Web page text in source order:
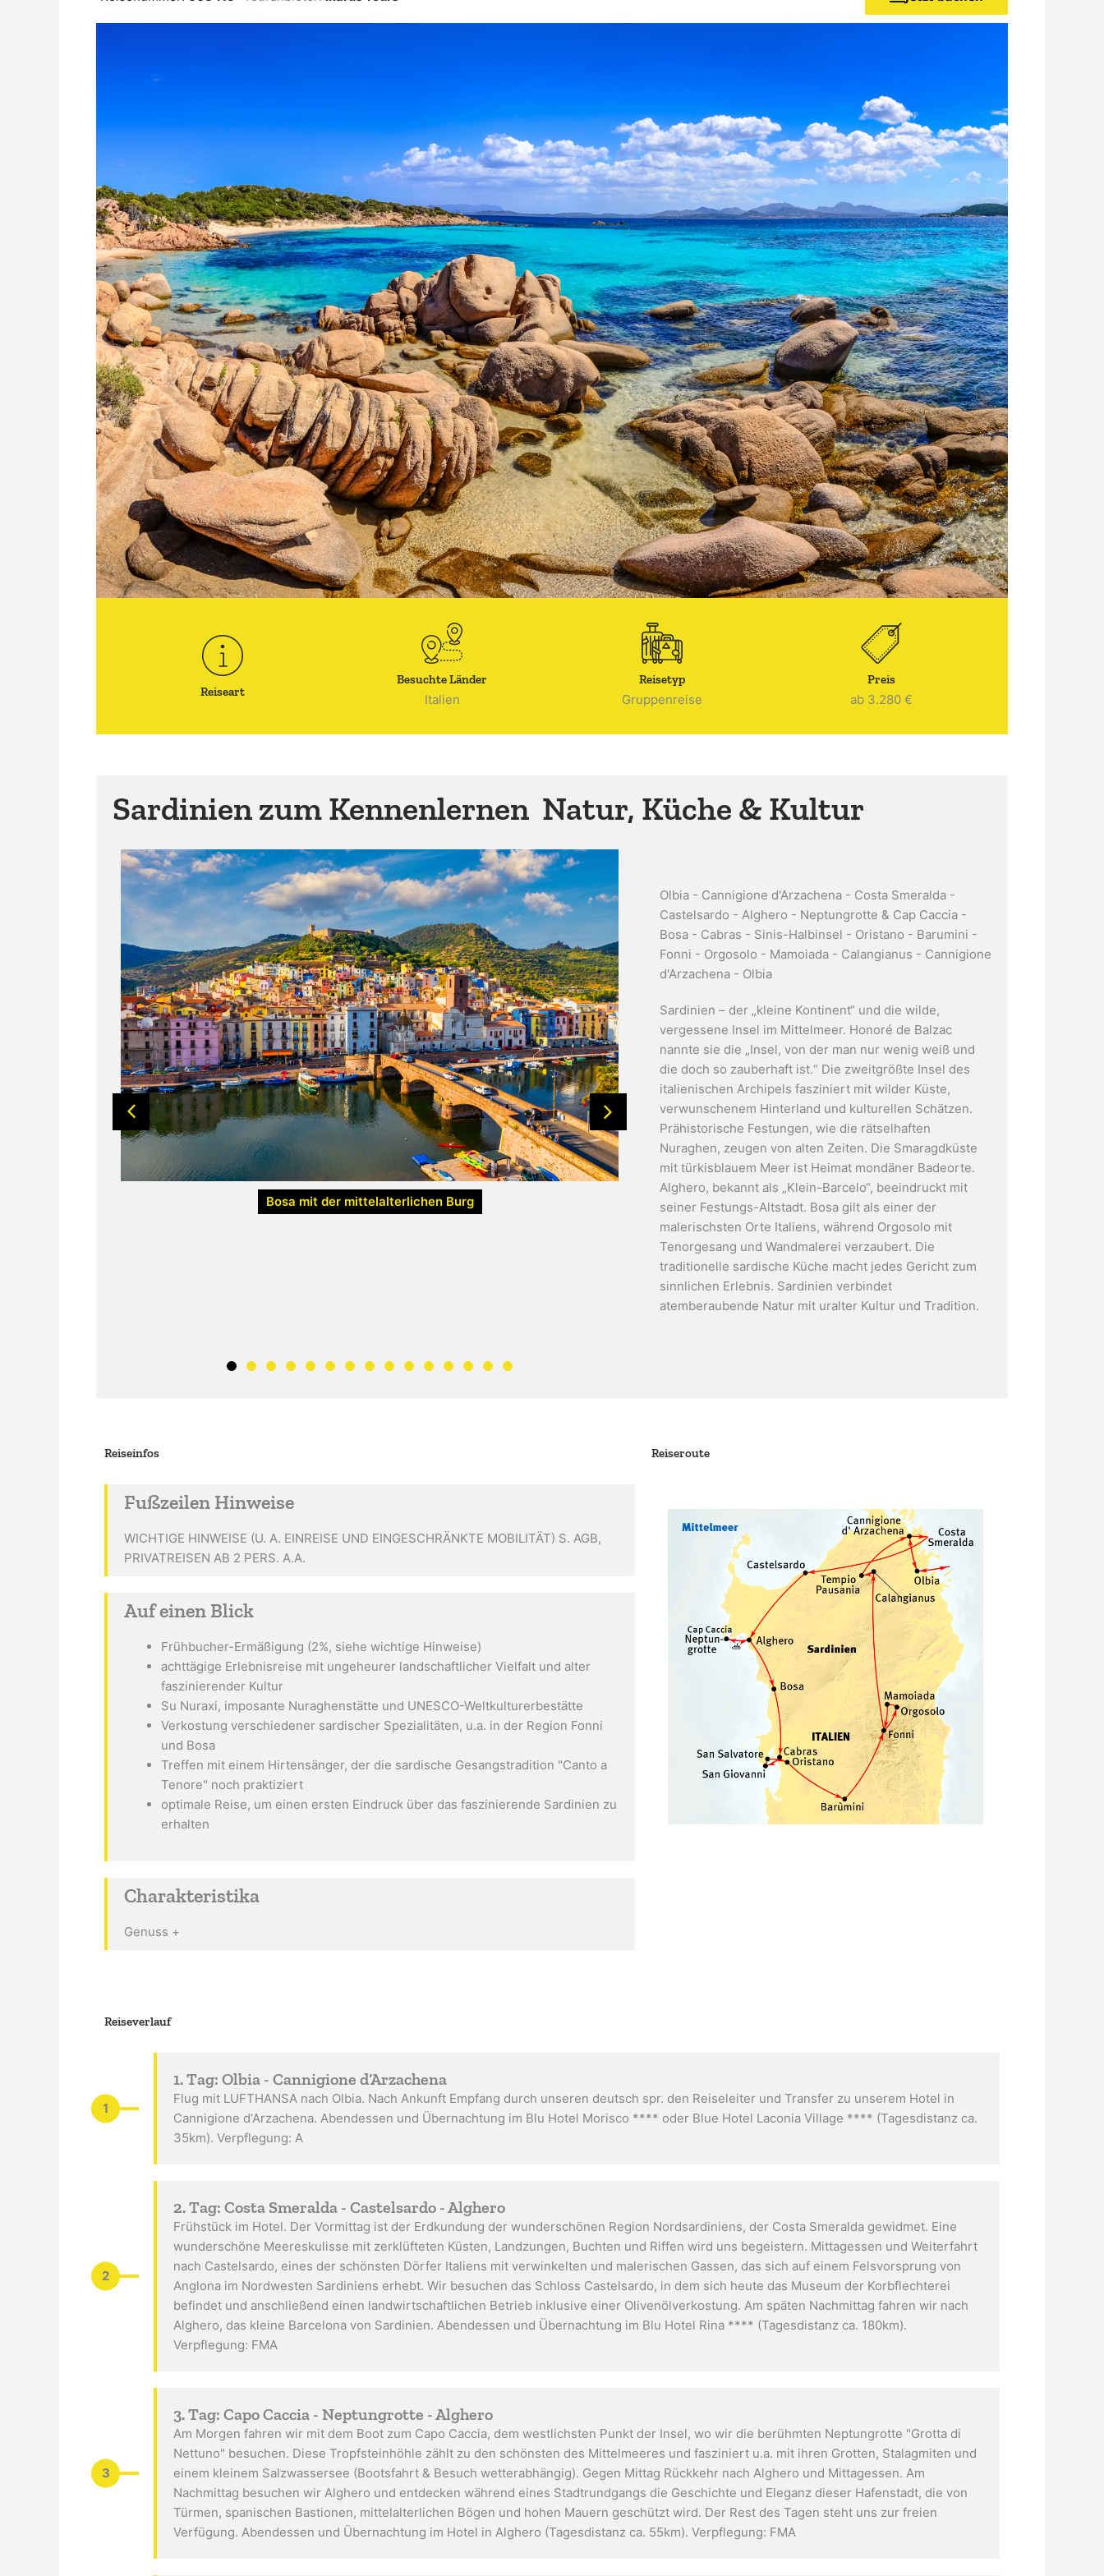
Reiseart
Besuchte Länder
Italien
Reisetyp
Gruppenreise
Preis
ab 3.280 €
Sardinien zum Kennenlernen  Natur, Küche & Kultur
Bosa mit der mittelalterlichen Burg Castelsardo auf Sardinien
Olbia - Cannigione d'Arzachena - Costa Smeralda -
Castelsardo - Alghero - Neptungrotte & Cap Caccia -
Bosa - Cabras - Sinis-Halbinsel - Oristano - Barumini -
Fonni - Orgosolo - Mamoiada - Calangianus - Cannigione
d'Arzachena - Olbia
Sardinien – der „kleine Kontinent“ und die wilde,
vergessene Insel im Mittelmeer. Honoré de Balzac
nannte sie die „Insel, von der man nur wenig weiß und
die doch so zauberhaft ist.“ Die zweitgrößte Insel des
italienischen Archipels fasziniert mit wilder Küste,
verwunschenem Hinterland und kulturellen Schätzen.
Prähistorische Festungen, wie die rätselhaften
Nuraghen, zeugen von alten Zeiten. Die Smaragdküste
mit türkisblauem Meer ist Heimat mondäner Badeorte.
Alghero, bekannt als „Klein-Barcelo“, beeindruckt mit
seiner Festungs-Altstadt. Bosa gilt als einer der
malerischsten Orte Italiens, während Orgosolo mit
Tenorgesang und Wandmalerei verzaubert. Die
traditionelle sardische Küche macht jedes Gericht zum
sinnlichen Erlebnis. Sardinien verbindet
atemberaubende Natur mit uralter Kultur und Tradition.
Reiseinfos
Fußzeilen Hinweise
WICHTIGE HINWEISE (U. A. EINREISE UND EINGESCHRÄNKTE MOBILITÄT) S. AGB,
PRIVATREISEN AB 2 PERS. A.A.
Auf einen Blick
Frühbucher-Ermäßigung (2%, siehe wichtige Hinweise)
achttägige Erlebnisreise mit ungeheurer landschaftlicher Vielfalt und alter
faszinierender Kultur
Su Nuraxi, imposante Nuraghenstätte und UNESCO-Weltkulturerbestätte
Verkostung verschiedener sardischer Spezialitäten, u.a. in der Region Fonni
und Bosa
Treffen mit einem Hirtensänger, der die sardische Gesangstradition "Canto a
Tenore" noch praktiziert
optimale Reise, um einen ersten Eindruck über das faszinierende Sardinien zu
erhalten
Charakteristika
Genuss +
Reiseroute
Reiseverlauf
1
1. Tag: Olbia - Cannigione d‘Arzachena
Flug mit LUFTHANSA nach Olbia. Nach Ankunft Empfang durch unseren deutsch spr. den Reiseleiter und Transfer zu unserem Hotel in
Cannigione d‘Arzachena. Abendessen und Übernachtung im Blu Hotel Morisco **** oder Blue Hotel Laconia Village **** (Tagesdistanz ca.
35km). Verpflegung: A
2
2. Tag: Costa Smeralda - Castelsardo - Alghero
Frühstück im Hotel. Der Vormittag ist der Erdkundung der wunderschönen Region Nordsardiniens, der Costa Smeralda gewidmet. Eine
wunderschöne Meereskulisse mit zerklüfteten Küsten, Landzungen, Buchten und Riffen wird uns begeistern. Mittagessen und Weiterfahrt
nach Castelsardo, eines der schönsten Dörfer Italiens mit verwinkelten und malerischen Gassen, das sich auf einem Felsvorsprung von
Anglona im Nordwesten Sardiniens erhebt. Wir besuchen das Schloss Castelsardo, in dem sich heute das Museum der Korbflechterei
befindet und anschließend einen landwirtschaftlichen Betrieb inklusive einer Olivenölverkostung. Am späten Nachmittag fahren wir nach
Alghero, das kleine Barcelona von Sardinien. Abendessen und Übernachtung im Blu Hotel Rina **** (Tagesdistanz ca. 180km).
Verpflegung: FMA
3
3. Tag: Capo Caccia - Neptungrotte - Alghero
Am Morgen fahren wir mit dem Boot zum Capo Caccia, dem westlichsten Punkt der Insel, wo wir die berühmten Neptungrotte "Grotta di
Nettuno" besuchen. Diese Tropfsteinhöhle zählt zu den schönsten des Mittelmeeres und fasziniert u.a. mit ihren Grotten, Stalagmiten und
einem kleinem Salzwassersee (Bootsfahrt & Besuch wetterabhängig). Gegen Mittag Rückkehr nach Alghero und Mittagessen. Am
Nachmittag besuchen wir Alghero und entdecken während eines Stadtrundgangs die Geschichte und Eleganz dieser Hafenstadt, die von
Türmen, spanischen Bastionen, mittelalterlichen Bögen und hohen Mauern geschützt wird. Der Rest des Tagen steht uns zur freien
Verfügung. Abendessen und Übernachtung im Hotel in Alghero (Tagesdistanz ca. 55km). Verpflegung: FMA